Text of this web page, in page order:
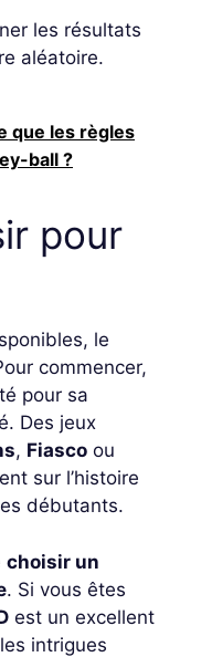
les résultats
aléatoire.
que les règles
ball ?
pour
le
commencer,
pour sa
Des jeux
, Fiasco ou
sur l’histoire
débutants.
choisir un
. Si vous êtes
est un excellent
intrigues